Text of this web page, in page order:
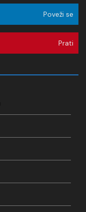
Poveži se
Prati